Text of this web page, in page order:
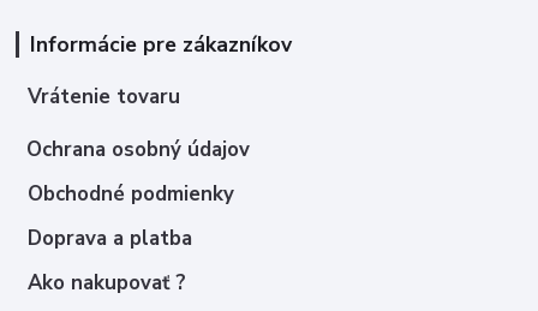
Informácie pre zákazníkov
Vrátenie tovaru
Ochrana osobný údajov
Obchodné podmienky
Doprava a platba
Ako nakupovať ?